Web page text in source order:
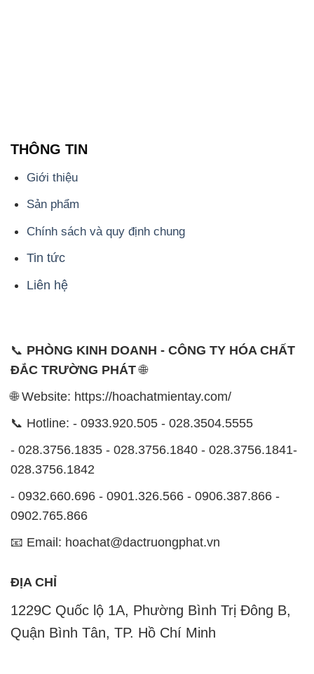
THÔNG TIN
Giới thiệu
Sản phẩm
Chính sách và quy định chung
Tin tức
Liên hệ
📞 PHÒNG KINH DOANH - CÔNG TY HÓA CHẤT
ĐẮC TRƯỜNG PHÁT🌐
🌐 Website: https://hoachatmientay.com/
📞 Hotline: - 0933.920.505 - 028.3504.5555
- 028.3756.1835 - 028.3756.1840 - 028.3756.1841-
028.3756.1842
- 0932.660.696 - 0901.326.566 - 0906.387.866 -
0902.765.866
📧 Email: hoachat@dactruongphat.vn
ĐỊA CHỈ
1229C Quốc lộ 1A, Phường Bình Trị Đông B,
Quận Bình Tân, TP. Hồ Chí Minh